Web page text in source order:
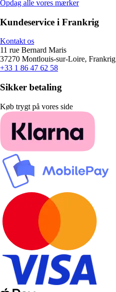
Opdag alle vores mærker
Kundeservice i Frankrig
Kontakt os
11 rue Bernard Maris
37270 Montlouis-sur-Loire, Frankrig
+33 1 86 47 62 58
Sikker betaling
Køb trygt på vores side